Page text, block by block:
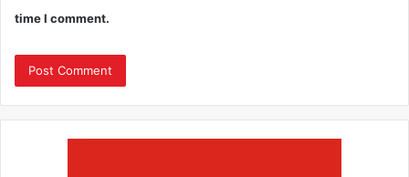
time I comment.